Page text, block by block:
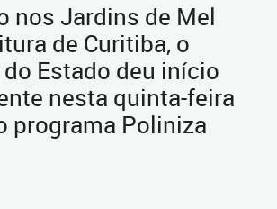
nos Jardins de Mel
de Curitiba, o
Estado deu início
nesta quinta-feira
programa Poliniza